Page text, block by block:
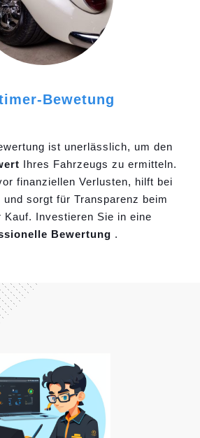
Bewetung
ist unerlässlich, um den
Ihres Fahrzeugs zu ermitteln.
finanziellen Verlusten, hilft bei
und sorgt für Transparenz beim
Kauf. Investieren Sie in eine
Bewertung .